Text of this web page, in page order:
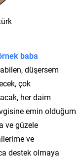
baba
düşersem
çok
her daim
emin olduğum
ve güzele
ve
destek olmaya